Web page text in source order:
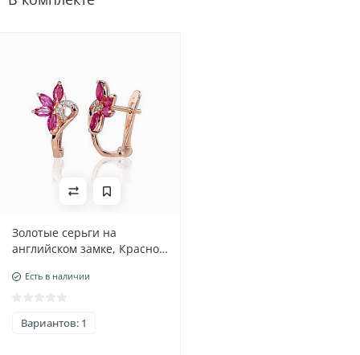
Золотые серьги на
английском замке, Красное
(покрытие) , Бриллианты ,
Есть в наличии
Вариантов: 1